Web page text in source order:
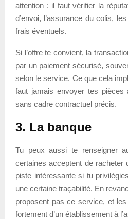
attention : il faut vérifier la
d’envoi, l’assurance du colis,
frais éventuels.
Si l’offre te convient, la
par un paiement sécurisé,
selon le service. Ce que cela
faut jamais envoyer tes pièces
sans cadre contractuel précis.
3. La banque
Tu peux aussi te renseigner
certaines acceptent de racheter
piste intéressante si tu
une certaine traçabilité. En
proposent pas ce service, et
fortement d’un établissement à